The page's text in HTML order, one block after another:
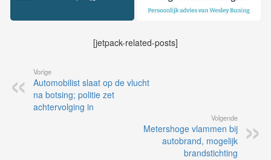
[jetpack-related-posts]
Vorige
Automobilist slaat op de vlucht
na botsing; politie zet
achtervolging in
Volgende
Metershoge vlammen bij
autobrand, mogelijk
brandstichting